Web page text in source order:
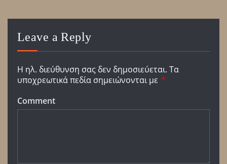
Leave a Reply
Η ηλ. διεύθυνση σας δεν δημοσιεύεται. Τα
υποχρεωτικά πεδία σημειώνονται με *
Comment